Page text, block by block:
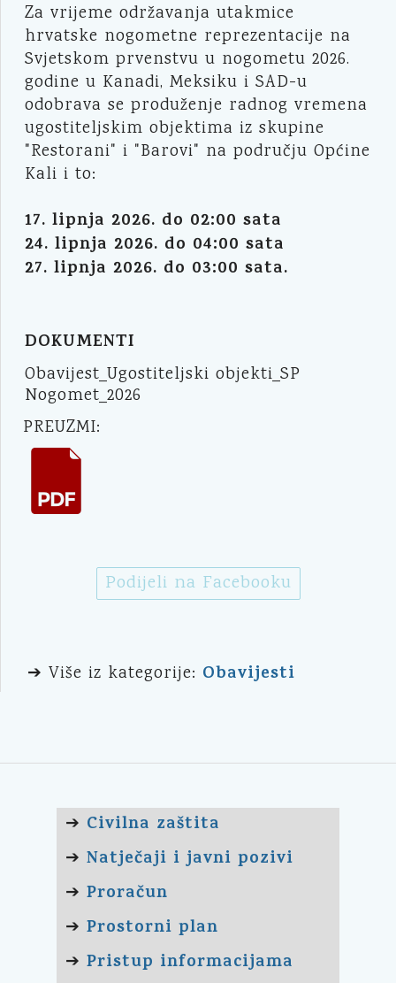
Za vrijeme održavanja utakmice
hrvatske nogometne reprezentacije na
Svjetskom prvenstvu u nogometu 2026.
godine u Kanadi, Meksiku i SAD-u
odobrava se produženje radnog vremena
ugostiteljskim objektima iz skupine
"Restorani" i "Barovi" na području Općine
Kali i to:
17. lipnja 2026. do 02:00 sata
24. lipnja 2026. do 04:00 sata
27. lipnja 2026. do 03:00 sata.
DOKUMENTI
Obavijest_Ugostiteljski objekti_SP
Nogomet_2026
PREUZMI:
Podijeli na Facebooku
➔ Više iz kategorije: Obavijesti
➔ Civilna zaštita
➔ Natječaji i javni pozivi
➔ Proračun
➔ Prostorni plan
➔ Pristup informacijama